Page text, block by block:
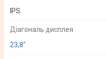
IPS
Діагональ дисплея
23,8"